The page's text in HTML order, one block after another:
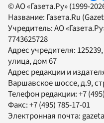
© АО «Газета.Ру» (1999-
Название: Газета.Ru
Учредитель:АО
7743625728
Адрес учредителя:
улица, дом 67
Адрес редакции и
Варшавское шоссе, д.9,
Телефон редакции:+7
Факс:+7 (495) 785-17-01
Электронная почта: